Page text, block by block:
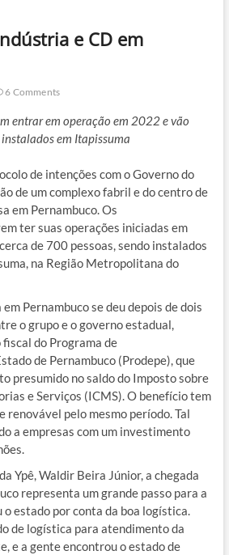
e CD em
6 Comments
entrar em operação em 2022 e vão
em Itapissuma
de intenções com o Governo do
de um complexo fabril e do centro de
em Pernambuco. Os
ter suas operações iniciadas em
de 700 pessoas, sendo instalados
na Região Metropolitana do
Pernambuco se deu depois de dois
o grupo e o governo estadual,
do Programa de
de Pernambuco (Prodepe), que
presumido no saldo do Imposto sobre
e Serviços (ICMS). O benefício tem
renovável pelo mesmo período. Tal
a empresas com um investimento
Ypê, Waldir Beira Júnior, a chegada
representa um grande passo para a
o estado por conta da boa logística.
de logística para atendimento da
e a gente encontrou o estado de